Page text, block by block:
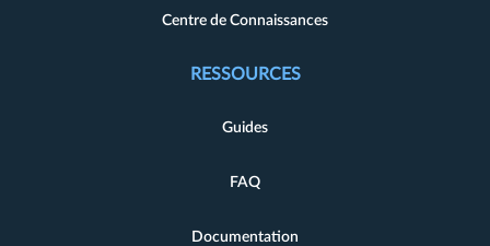
Centre de Connaissances
RESSOURCES
Guides
FAQ
Documentation